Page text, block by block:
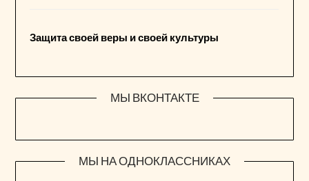
Защита своей веры и своей культуры
МЫ ВКОНТАКТЕ
МЫ НА ОДНОКЛАССНИКАХ